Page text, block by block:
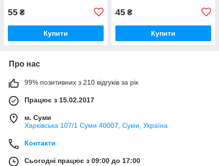
55 ₴
Купити
45 ₴
Купити
Про нас
99% позитивних з 210 відгуків за рік
Працює з 15.02.2017
м. Суми
Харківська 107/1 Суми 40007, Суми, Україна
Контакти
Сьогодні працює з 09:00 до 17:00